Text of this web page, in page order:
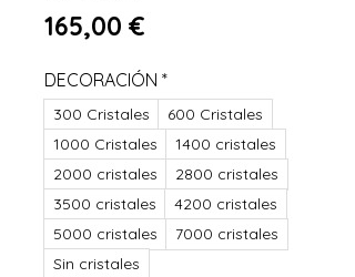
165,00 €
DECORACIÓN *
300 Cristales
600 Cristales
1000 Cristales
1400 cristales
2000 cristales
2800 cristales
3500 cristales
4200 cristales
5000 cristales
7000 cristales
Sin cristales